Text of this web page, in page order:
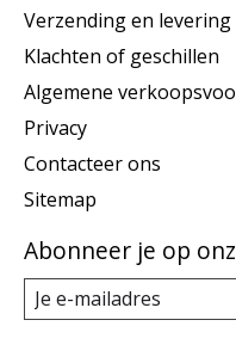
Verzending en levering
Klachten of geschillen
Algemene
Privacy
Contacteer ons
Sitemap
Abonneer je op